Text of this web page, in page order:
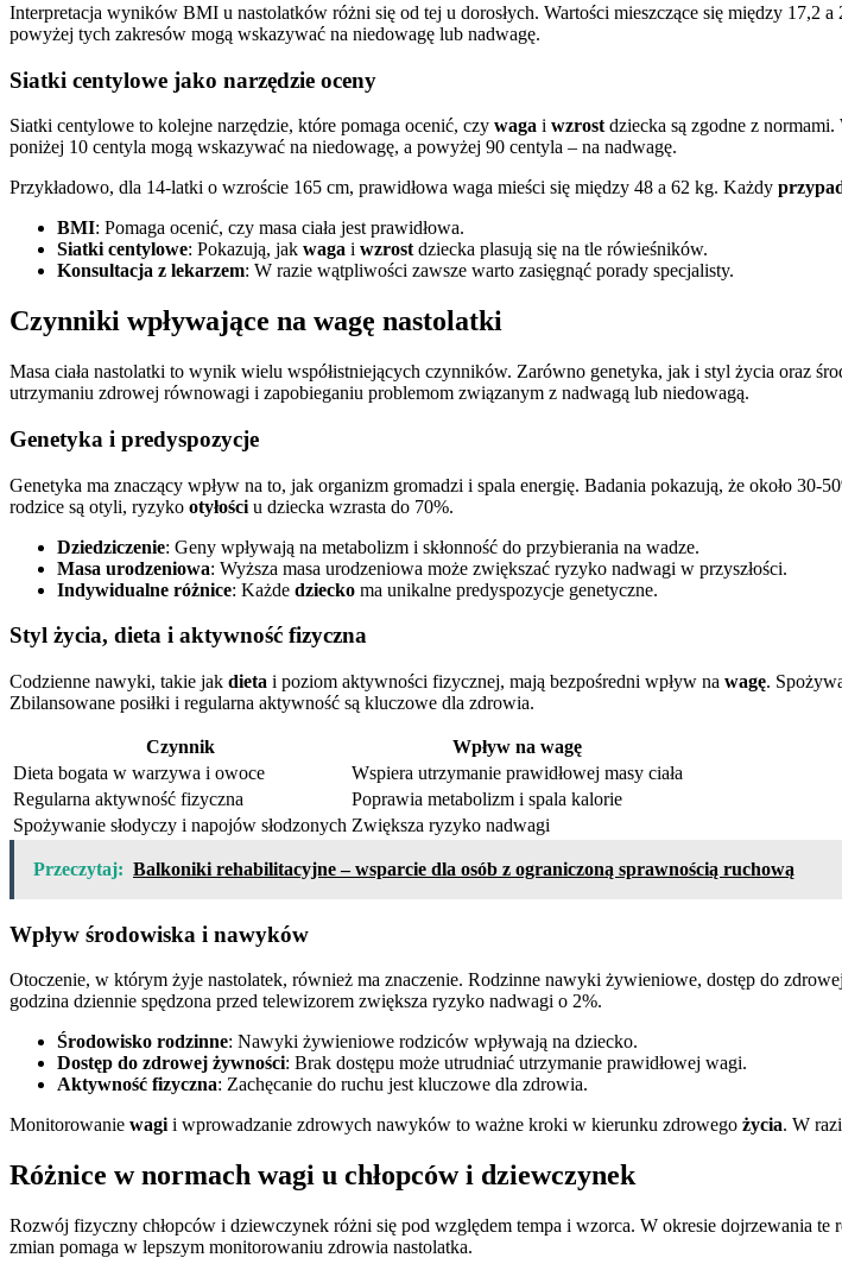
Interpretacja wyników BMI u nastolatków różni się od tej u dorosłych. Wartości mieszczące się między 17,2
powyżej tych zakresów mogą wskazywać na niedowagę lub nadwagę.
Siatki centylowe jako narzędzie oceny
Siatki centylowe to kolejne narzędzie, które pomaga ocenić, czy waga i wzrost dziecka są zgodne z
poniżej 10 centyla mogą wskazywać na niedowagę, a powyżej 90 centyla – na nadwagę.
Przykładowo, dla 14-latki o wzroście 165 cm, prawidłowa waga mieści się między 48 a 62 kg. Każdy
BMI: Pomaga ocenić, czy masa ciała jest prawidłowa.
Siatki centylowe: Pokazują, jak waga i wzrost dziecka plasują się na tle rówieśników.
Konsultacja z lekarzem: W razie wątpliwości zawsze warto zasięgnąć porady specjalisty.
Czynniki wpływające na wagę nastolatki
Masa ciała nastolatki to wynik wielu współistniejących czynników. Zarówno genetyka, jak i styl życia oraz
utrzymaniu zdrowej równowagi i zapobieganiu problemom związanym z nadwagą lub niedowagą.
Genetyka i predyspozycje
Genetyka ma znaczący wpływ na to, jak organizm gromadzi i spala energię. Badania pokazują, że około
rodzice są otyli, ryzyko otyłości u dziecka wzrasta do 70%.
Dziedziczenie: Geny wpływają na metabolizm i skłonność do przybierania na wadze.
Masa urodzeniowa: Wyższa masa urodzeniowa może zwiększać ryzyko nadwagi w przyszłości.
Indywidualne różnice: Każde dziecko ma unikalne predyspozycje genetyczne.
Styl życia, dieta i aktywność fizyczna
Codzienne nawyki, takie jak dieta i poziom aktywności fizycznej, mają bezpośredni wpływ na wagę.
Zbilansowane posiłki i regularna aktywność są kluczowe dla zdrowia.
Czynnik
Wpływ na wagę
Dieta bogata w warzywa i owoce
Wspiera utrzymanie prawidłowej masy ciała
Regularna aktywność fizyczna
Poprawia metabolizm i spala kalorie
Spożywanie słodyczy i napojów słodzonych Zwiększa ryzyko nadwagi
Przeczytaj: Balkoniki rehabilitacyjne – wsparcie dla osób z ograniczoną sprawnością ruchową
Wpływ środowiska i nawyków
Otoczenie, w którym żyje nastolatek, również ma znaczenie. Rodzinne nawyki żywieniowe, dostęp do
godzina dziennie spędzona przed telewizorem zwiększa ryzyko nadwagi o 2%.
Środowisko rodzinne: Nawyki żywieniowe rodziców wpływają na dziecko.
Dostęp do zdrowej żywności: Brak dostępu może utrudniać utrzymanie prawidłowej wagi.
Aktywność fizyczna: Zachęcanie do ruchu jest kluczowe dla zdrowia.
Monitorowanie wagii wprowadzanie zdrowych nawyków to ważne kroki w kierunku zdrowego życia. W
Różnice w normach wagi u chłopców i dziewczynek
Rozwój fizyczny chłopców i dziewczynek różni się pod względem tempa i wzorca. W okresie dojrzewania
zmian pomaga w lepszym monitorowaniu zdrowia nastolatka.